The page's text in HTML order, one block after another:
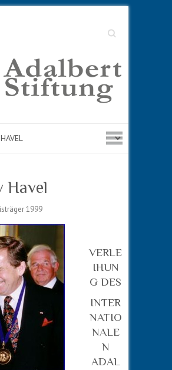
Suche
Havel
1999
VERLE
IHUN
G DES
INTER
NATIO
NALE
N
ADAL